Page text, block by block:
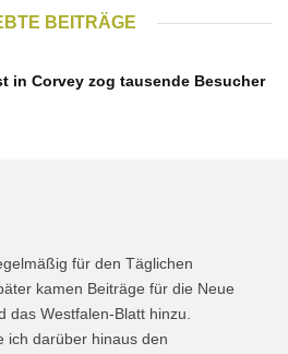
BEITRÄGE
in Corvey zog tausende Besucher
für den Täglichen
kamen Beiträge für die Neue
das Westfalen-Blatt hinzu.
ich darüber hinaus den